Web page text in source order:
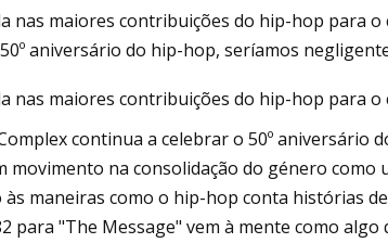
O arremesso
defesa de Julio
os Mariners à
nas maiores contribuições do hip-hop para
aniversário do hip-hop, seríamos
nas maiores contribuições do hip-hop para o
continua a celebrar o 50º
movimento na consolidação do género
maneiras como o hip-hop conta histórias
para "The Message" vem à mente como